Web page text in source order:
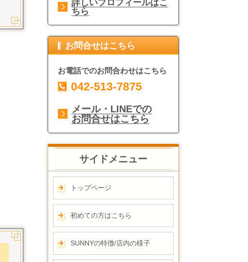
詳しいプロフィールはこ
ちら
お問合せはこちら
お電話でのお問合わせはこちら
042-513-7875
メール・LINEでの
お問合せはこちら
サイドメニュー
トップページ
初めての方はこちら
SUNNYの特徴/店内の様子